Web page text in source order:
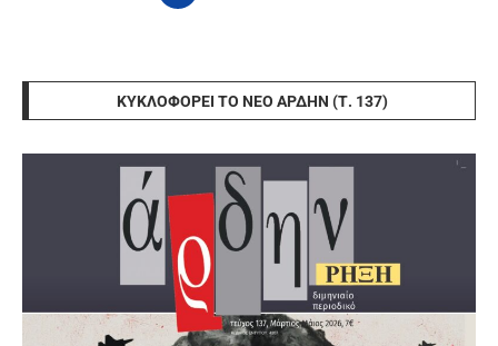
ΚΥΚΛΟΦΟΡΕΊ ΤΟ ΝΈΟ ΆΡΔΗΝ (Τ. 137)